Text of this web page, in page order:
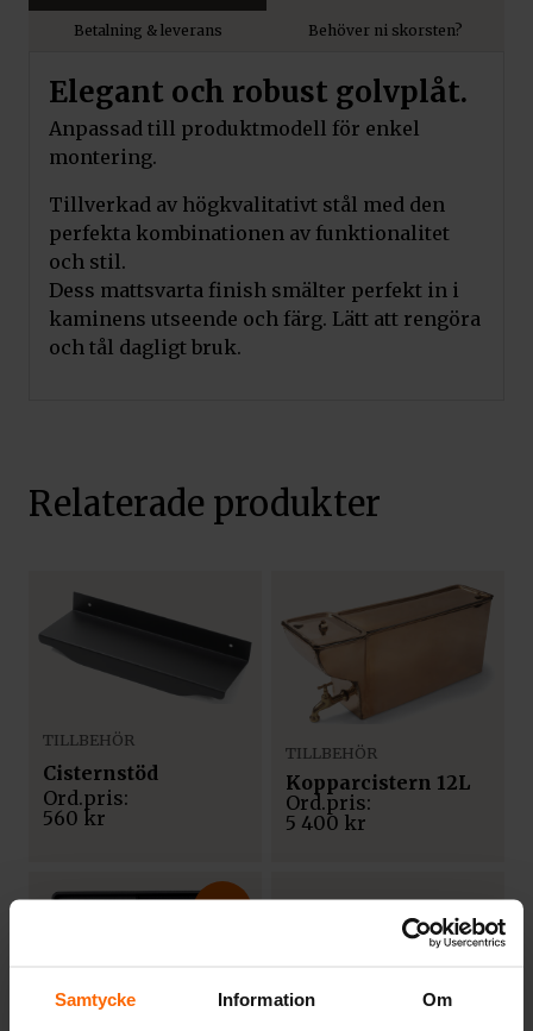
Samtycke Information Om
Betalning & leverans Behöver ni skorsten?
Elegant och robust golvplåt.
Anpassad till produktmodell för enkel
montering.
Tillverkad av högkvalitativt stål med den
perfekta kombinationen av funktionalitet
och stil.
Dess mattsvarta finish smälter perfekt in i
kaminens utseende och färg. Lätt att rengöra
och tål dagligt bruk.
Relaterade produkter
TILLBEHÖR
Cisternstöd
560 kr
TILLBEHÖR
Kopparcistern 12L
5 400 kr